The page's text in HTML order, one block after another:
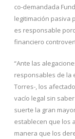
co-demandada
legitimación pasiva
es responsable
financiero
“Ante las
responsables de la
Torres-, los
vacío legal sin
suerte la gran
establecen que los
manera que los